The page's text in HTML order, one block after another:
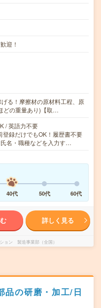
迎！
る！摩擦材の原材料工程、原
どの重量あり)【取…
/ 英語力不要
録だけでもOK！履歴書不要
名・職種などを入力す…
40代 50代 60代
詳しく見る
ョン 製造事業部（全国）
品の研磨・加工/日